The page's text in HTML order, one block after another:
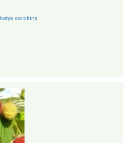
katya sorokina